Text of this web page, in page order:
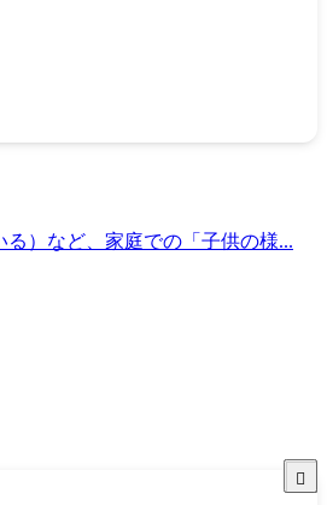
）など、家庭での「子供の様...